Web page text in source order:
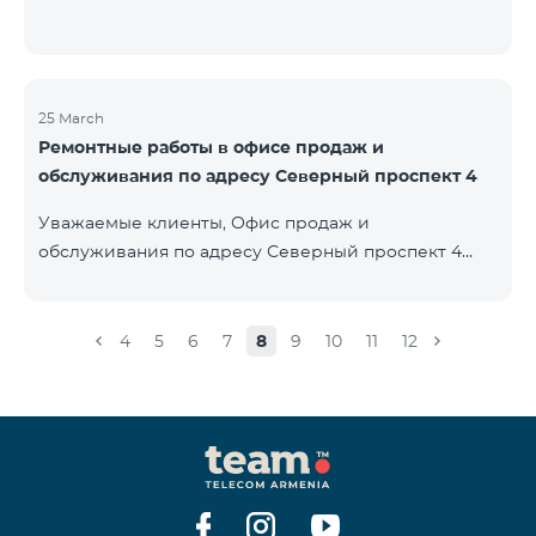
25 March
Ремонтные работы в офисе продаж и
обслуживания по адресу Северный проспект 4
Уважаемые клиенты, Офис продаж и
обслуживания по адресу Северный проспект 4
извинения за причиненные неудобства. По
Воскр. 09:00-24:00) 900 м., 12 минут ходьбы Абовяна
21 Пон-Воскр. 09:00-24:00) 700 м. 10 минут ходьбы
Вы можете ознакомиться с адресами и рабочими
графиками всех офисов продаж и обсл
4 5 6 7 8 9 10 11 12